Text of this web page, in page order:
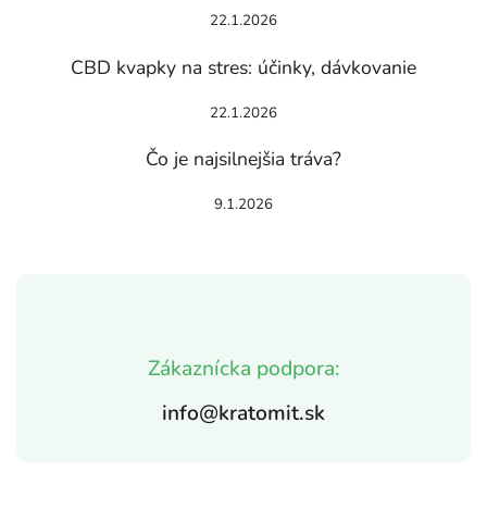
Zákaznícka podpora:
info@kratomit.sk
22.1.2026
CBD kvapky na stres: účinky, dávkovanie
22.1.2026
Čo je najsilnejšia tráva?
9.1.2026